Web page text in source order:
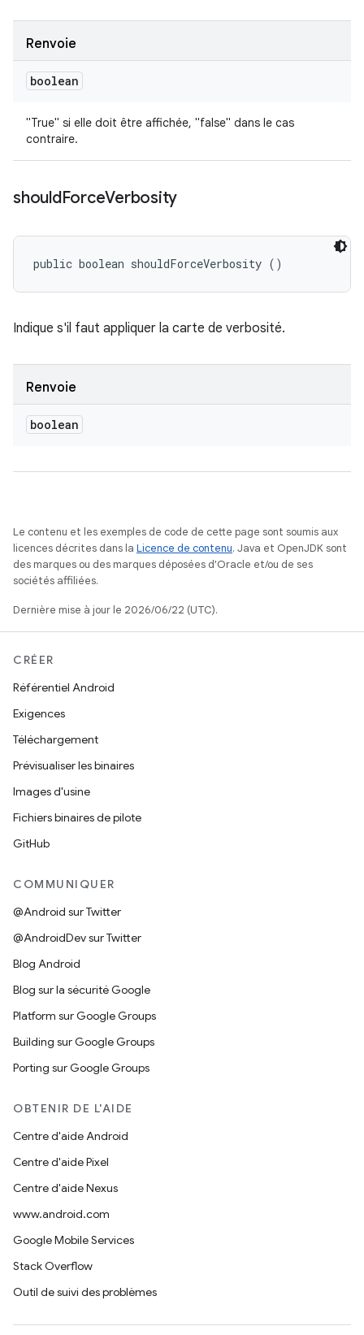
Renvoie
boolean
"True" si elle doit être affichée, "false" dans le cas
contraire.
shouldForceVerbosity
public boolean shouldForceVerbosity ()
Indique s'il faut appliquer la carte de verbosité.
Renvoie
boolean
Le contenu et les exemples de code de cette page sont soumis aux
licences décrites dans la Licence de contenu. Java et OpenJDK sont
des marques ou des marques déposées d'Oracle et/ou de ses
sociétés affiliées.
Dernière mise à jour le 2026/06/22 (UTC).
CRÉER
Référentiel Android
Exigences
Téléchargement
Prévisualiser les binaires
Images d'usine
Fichiers binaires de pilote
GitHub
COMMUNIQUER
@Android sur Twitter
@AndroidDev sur Twitter
Blog Android
Blog sur la sécurité Google
Platform sur Google Groups
Building sur Google Groups
Porting sur Google Groups
OBTENIR DE L'AIDE
Centre d'aide Android
Centre d'aide Pixel
Centre d'aide Nexus
www.android.com
Google Mobile Services
Stack Overflow
Outil de suivi des problèmes